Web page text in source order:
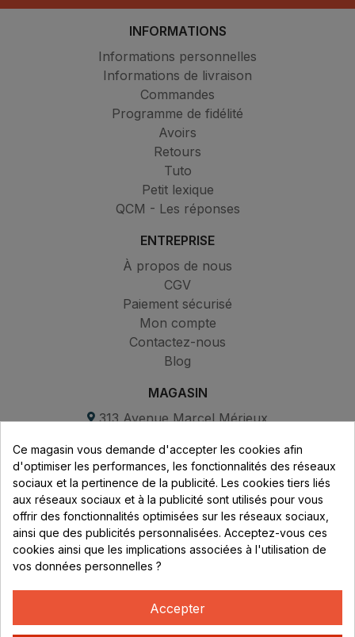
INFORMATIONS
Informations personnelles
Informations de livraison
Commandes
Programme de fidélité
Avoirs
Retours
Tuto
Petit lexique
QCM - Les réponses
ENTREPRISE
À propos de nous
CGV
Paiement sécurisé
Mon compte
Contactez-nous
Blog
MAGASIN
313 Avenue Marcel Mérieux
69530 Brignais
Lundi au vendredi :
8h - 16h
uniquement sur Rendez-vous
CONTACT
04 78 37 00 68
contact@rhonephilatelie.fr
Ce magasin vous demande d'accepter les cookies afin
d'optimiser les performances, les fonctionnalités des réseaux
sociaux et la pertinence de la publicité. Les cookies tiers liés
aux réseaux sociaux et à la publicité sont utilisés pour vous
offrir des fonctionnalités optimisées sur les réseaux sociaux,
ainsi que des publicités personnalisées. Acceptez-vous ces
cookies ainsi que les implications associées à l'utilisation de
vos données personnelles ?
Accepter